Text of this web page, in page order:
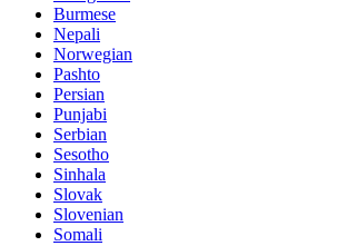
Burmese
Nepali
Norwegian
Pashto
Persian
Punjabi
Serbian
Sesotho
Sinhala
Slovak
Slovenian
Somali